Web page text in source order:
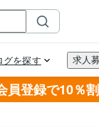
員登録で10％